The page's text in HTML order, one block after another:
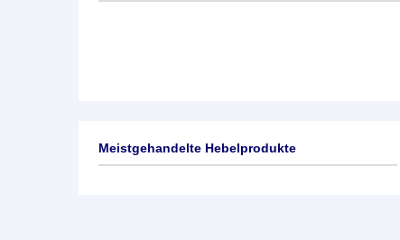
Meistgehandelte Hebelprodukte